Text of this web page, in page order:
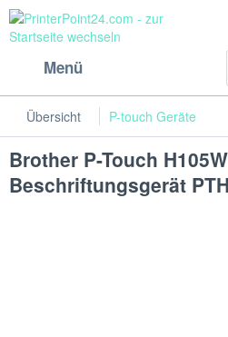
Menü
Übersicht P-touch Geräte
Brother P-Touch
Beschriftungsgerät